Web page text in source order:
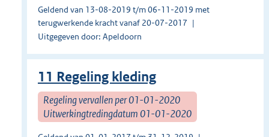
Geldend van 13-08-2019 t/m 06-11-2019 met
terugwerkende kracht vanaf 20-07-2017
Uitgegeven door: Apeldoorn
11 Regeling kleding
Regeling vervallen per 01-01-2020
Uitwerkingtredingdatum 01-01-2020